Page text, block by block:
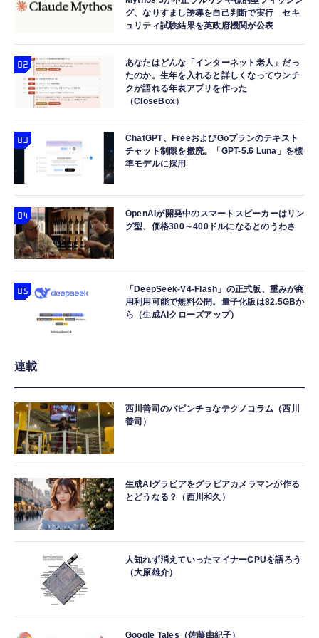
グ、なりすまし誘導を自己判断で実行 セキ
ュリティ試験結果を英政府機関が公表
あなたはどんな「インターネット老人」だっ
たのか。生年を入れると詳しくなってウンチ
クが語れる年表アプリを作った
（CloseBox）
ChatGPT、FreeおよびGoプランのテキスト
チャット制限を撤廃。「GPT-5.6 Luna」を標
準モデルに採用
OpenAIが開発中のスマートスピーカーはリン
グ型、価格300～400ドルになるとのうわさ
「DeepSeek-V4-Flash」の正式版、重みが商
用利用可能で無料公開。量子化版は82.5GBか
ら（生成AIクローズアップ）
連載
西川善司のバビンチョなテクノコラム（西川
善司）
生成AIグラビアをグラビアカメラマンが作る
とどうなる？（西川和久）
人知れず消えていったマイナーCPUを語ろう
（大原雄介）
Google Tales（佐藤由紀子）